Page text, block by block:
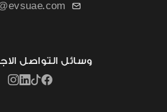
وسائل التواصل